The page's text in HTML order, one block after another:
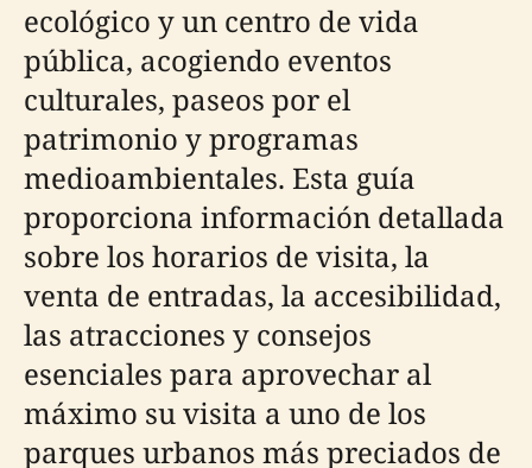
ecológico y un centro de vida
pública, acogiendo eventos
culturales, paseos por el
patrimonio y programas
medioambientales. Esta guía
proporciona información detallada
sobre los horarios de visita, la
venta de entradas, la accesibilidad,
las atracciones y consejos
esenciales para aprovechar al
máximo su visita a uno de los
parques urbanos más preciados de